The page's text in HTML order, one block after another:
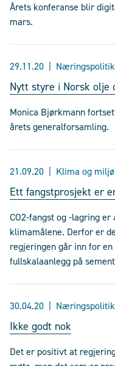
Årets konferanse blir
mars.
29.11.20
Nytt styre i Norsk olje
Monica Bjørkmann
årets generalforsamling.
21.09.20 Klima og miljø
Ett fangstprosjekt er
CO2-fangst og -lagring
klimamålene. Derfor er
regjeringen går inn for
fullskalaanlegg på
30.04.20
Ikke godt nok
Det er positivt at